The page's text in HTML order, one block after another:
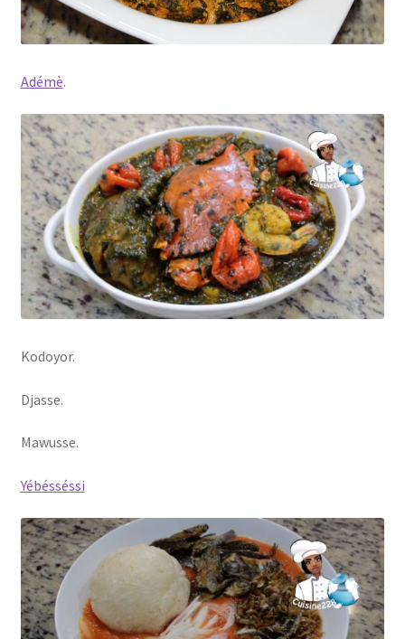
Adémè.
Kodoyor.
Djasse.
Mawusse.
Yébésséssi